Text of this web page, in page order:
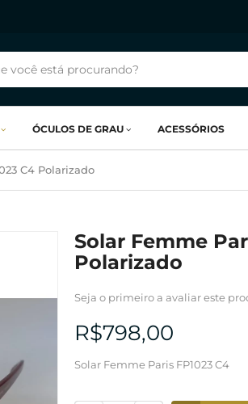
ÓCULOS DE GRAU ACESSÓRIOS
C4 Polarizado
Solar Femme
Polarizado
Seja o primeiro a avaliar este
R$798,00
Solar Femme Paris FP1023 C4